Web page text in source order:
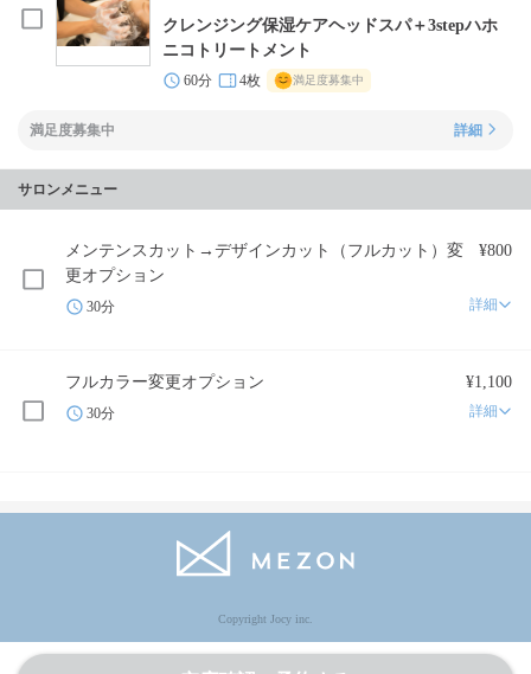
クレンジング保湿ケアヘッドスパ＋3stepハホ
ニコトリートメント
60分 4枚 満足度募集中
満足度募集中 詳細
サロンメニュー
メンテンスカット→デザインカット（フルカット）変
更オプション
¥800
30分 詳細
フルカラー変更オプション ¥1,100
30分 詳細
Copyright Jocy inc.